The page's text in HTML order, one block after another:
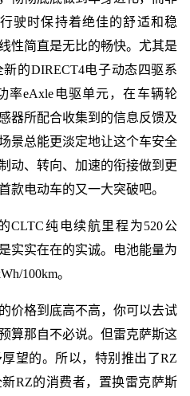
驶时保持着绝佳的舒适和稳
性简直是无比的畅快。尤其是
的DIRECT4电子动态四驱系
率eAxle电驱单元，在车辆轮
器所配合收集到的信息反馈及
景总能更淡定地让这个车安全
动、转向、加速的衔接做到更
款电动车的又一大突破吧。
CLTC纯电续航里程为520公
实实在在的实诚。电池能量为
100km。
价格到底高不高，你可以去试
算那自不必说。但雷克萨斯这
望的。所以，特别推出了RZ
RZ的消费者，置换雷克萨斯